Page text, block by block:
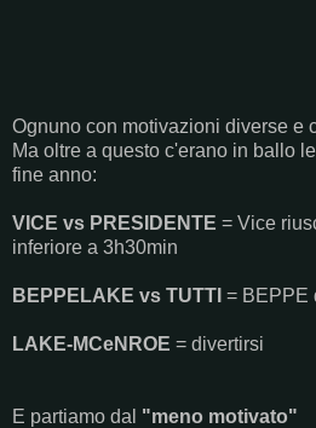
Ognuno con motivazioni diverse e
Ma oltre a questo c'erano in ballo
fine anno:
VICE vs PRESIDENTE = Vice
inferiore a 3h30min
BEPPELAKE vs TUTTI = BEPPE
LAKE-MCeNROE = divertirsi
E partiamo dal "meno motivato"